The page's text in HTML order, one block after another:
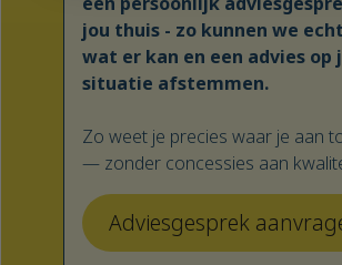
jou thuis - zo kunnen we
wat er kan en een advies op
situatie afstemmen.
Zo weet je precies waar je aan
— zonder concessies aan
Adviesgesprek